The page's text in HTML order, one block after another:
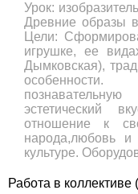
Урок:
Древние образы
Цели:
игрушке, ее
Дымковская),
эстетический
отношение к
народа,любовь и
культуре.
Работа в коллективе